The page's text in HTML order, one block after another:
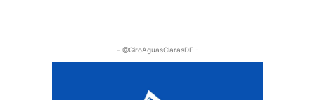
- @GiroAguasClarasDF -